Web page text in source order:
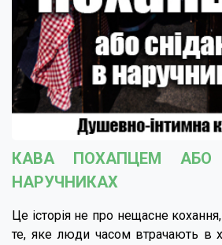
КАВА ПОХАПЦЕМ АБО
НАРУЧНИКАХ
Це історія не про нещасне
те, яке люди часом втрачають в